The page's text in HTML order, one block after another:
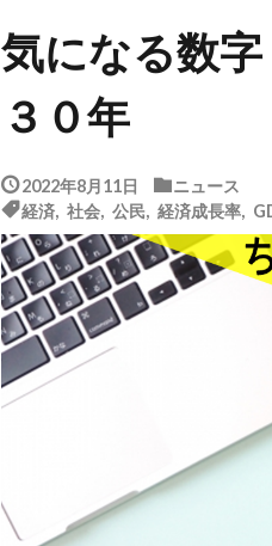
気になる数
３０年
2022年8月11日
ニュース
経済, 社会, 公民, 経済成長率,